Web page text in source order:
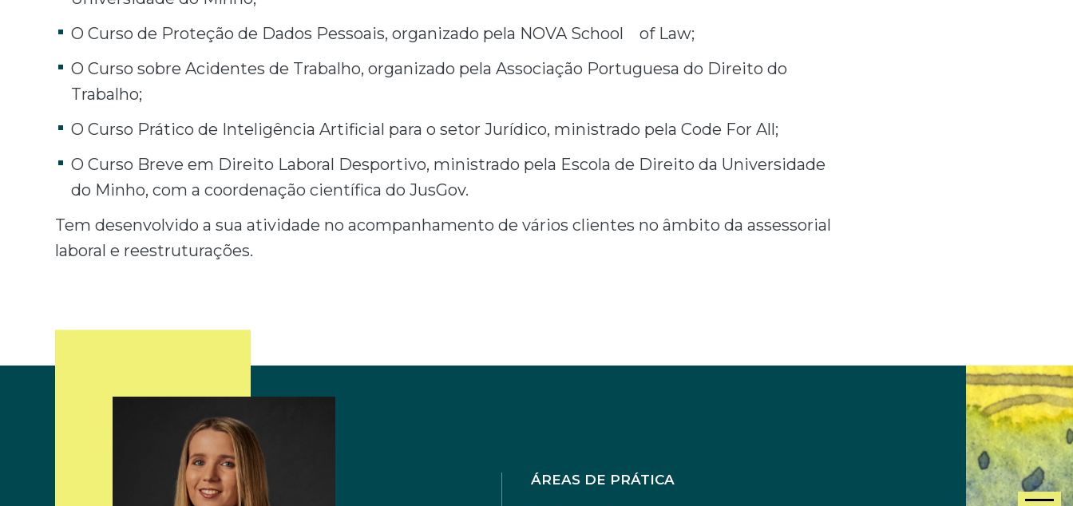
O Curso de Proteção de Dados Pessoais, organizado pela NOVA School of Law;
O Curso sobre Acidentes de Trabalho, organizado pela Associação Portuguesa do Direito do
Trabalho;
O Curso Prático de Inteligência Artificial para o setor Jurídico, ministrado pela Code For All;
O Curso Breve em Direito Laboral Desportivo, ministrado pela Escola de Direito da Universidade
do Minho, com a coordenação científica do JusGov.
Tem desenvolvido a sua atividade no acompanhamento de vários clientes no âmbito da assessorial
laboral e reestruturações.
ÁREAS DE PRÁTICA